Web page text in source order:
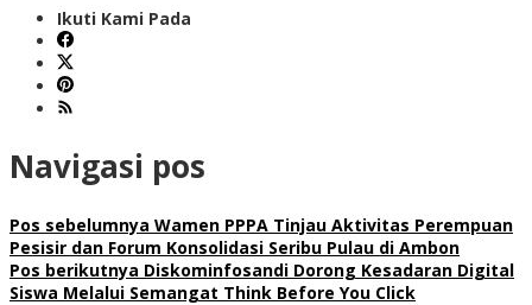
Ikuti Kami Pada
Navigasi pos
Pos sebelumnya Wamen PPPA Tinjau Aktivitas Perempuan
Pesisir dan Forum Konsolidasi Seribu Pulau di Ambon
Pos berikutnya Diskominfosandi Dorong Kesadaran Digital
Siswa Melalui Semangat Think Before You Click